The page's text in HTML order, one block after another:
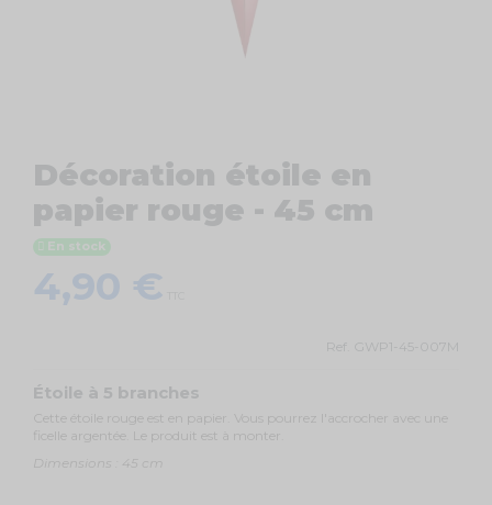
Décoration étoile en
papier rouge - 45 cm
En stock
4,90 €
Ref. GWP1-45-007M
Étoile à 5 branches
Cette étoile rouge est en papier. Vous pourrez l'accrocher avec une
ficelle argentée. Le produit est à monter.
Dimensions : 45 cm